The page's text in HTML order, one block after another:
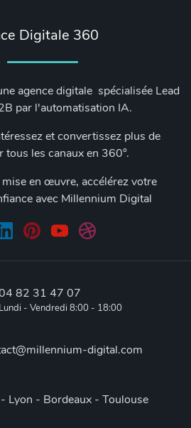
Digitale 360
agence digitale spécialisée Lead
par l'automatisation IA.
et convertissez plus de
tous les canaux en 360°.
en œuvre, accélérez votre
avec Millennium Digital
82 31 47 07
Lundi - Vendredi 8:00 - 18:00
digital.com
Lyon - Bordeaux - Toulouse